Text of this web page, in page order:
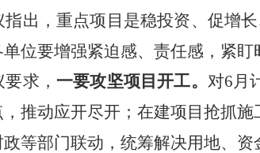
指出，重点项目是稳投资、促增
位要增强紧迫感、责任感，紧盯
求， 一要攻坚项目开工。 对6月
推动应开尽开；在建项目抢抓
等部门联动，统筹解决用地、